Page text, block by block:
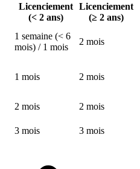
Licenciement
(< 2 ans)
Licenciement
(≥ 2 ans)
1 semaine (< 6
mois) / 1 mois
2 mois
1 mois 2 mois
2 mois
2 mois
3 mois 3 mois